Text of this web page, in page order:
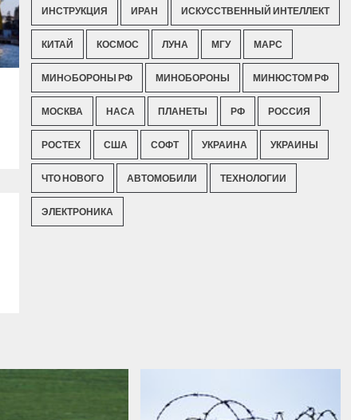
ИНСТРУКЦИЯ ИРАН ИСКУССТВЕННЫЙ ИНТЕЛЛЕКТ
КИТАЙ КОСМОС ЛУНА МГУ МАРС
МИНOБОРОНЫ РФ МИНОБОРОНЫ МИНЮСТОМ РФ
МОСКВА НАСА ПЛАНЕТЫ РФ РОССИЯ
РОСТЕХ США СОФТ УКРАИНА УКРАИНЫ
ЧТО НОВОГО АВТОМОБИЛИ ТЕХНОЛОГИИ
ЭЛЕКТРОНИКА